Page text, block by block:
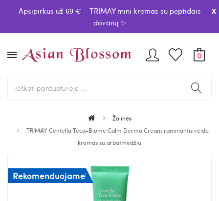
Apsipirkus už 69 € – TRIMAY mini kremas su peptidais
dovanų ✨
x
0
Žolinės
TRIMAY Centella Teca-Biome Calm Derma Cream raminantis veido
kremas su arbatmedžiu
Rekomenduojame!